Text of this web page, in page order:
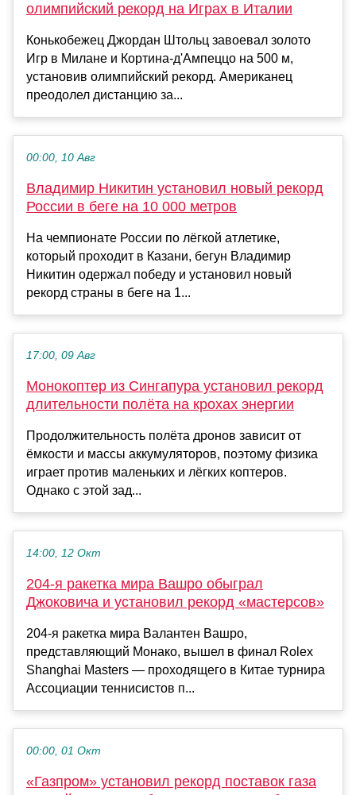
олимпийский рекорд на Играх в Италии
Конькобежец Джордан Штольц завоевал золото
Игр в Милане и Кортина-д'Ампеццо на 500 м,
установив олимпийский рекорд. Американец
преодолел дистанцию за...
00:00, 10 Авг
Владимир Никитин установил новый рекорд
России в беге на 10 000 метров
На чемпионате России по лёгкой атлетике,
который проходит в Казани, бегун Владимир
Никитин одержал победу и установил новый
рекорд страны в беге на 1...
17:00, 09 Авг
Монокоптер из Сингапура установил рекорд
длительности полёта на крохах энергии
Продолжительность полёта дронов зависит от
ёмкости и массы аккумуляторов, поэтому физика
играет против маленьких и лёгких коптеров.
Однако с этой зад...
14:00, 12 Окт
204-я ракетка мира Вашро обыграл
Джоковича и установил рекорд «мастерсов»
204-я ракетка мира Валантен Вашро,
представляющий Монако, вышел в финал Rolex
Shanghai Masters — проходящего в Китае турнира
Ассоциации теннисистов п...
00:00, 01 Окт
«Газпром» установил рекорд поставок газа